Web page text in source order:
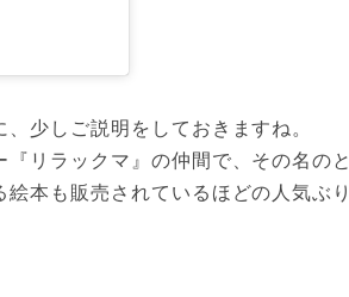
少しご説明をしておきますね。
リラックマ』の仲間で、その名のと
本も販売されているほどの人気ぶり